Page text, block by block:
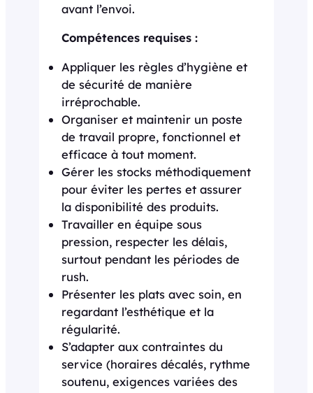
avant l’envoi.
Compétences requises :
Appliquer les règles d’hygiène et
de sécurité de manière
irréprochable.
Organiser et maintenir un poste
de travail propre, fonctionnel et
efficace à tout moment.
Gérer les stocks méthodiquement
pour éviter les pertes et assurer
la disponibilité des produits.
Travailler en équipe sous
pression, respecter les délais,
surtout pendant les périodes de
rush.
Présenter les plats avec soin, en
regardant l’esthétique et la
régularité.
S’adapter aux contraintes du
service (horaires décalés, rythme
soutenu, exigences variées des